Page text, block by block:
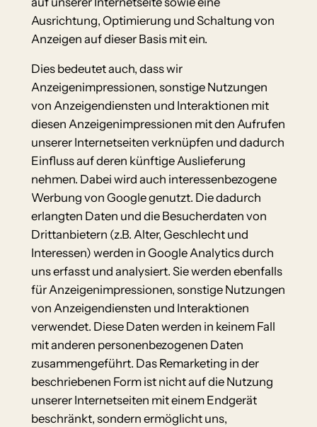
Ausrichtung, Optimierung und Schaltung von
Anzeigen auf dieser Basis mit ein.
Dies bedeutet auch, dass wir
Anzeigenimpressionen, sonstige Nutzungen
von Anzeigendiensten und Interaktionen mit
diesen Anzeigenimpressionen mit den Aufrufen
unserer Internetseiten verknüpfen und dadurch
Einfluss auf deren künftige Auslieferung
nehmen. Dabei wird auch interessenbezogene
Werbung von Google genutzt. Die dadurch
erlangten Daten und die Besucherdaten von
Drittanbietern (z.B. Alter, Geschlecht und
Interessen) werden in Google Analytics durch
uns erfasst und analysiert. Sie werden ebenfalls
für Anzeigenimpressionen, sonstige Nutzungen
von Anzeigendiensten und Interaktionen
verwendet. Diese Daten werden in keinem Fall
mit anderen personenbezogenen Daten
zusammengeführt. Das Remarketing in der
beschriebenen Form ist nicht auf die Nutzung
unserer Internetseiten mit einem Endgerät
beschränkt, sondern ermöglicht uns,